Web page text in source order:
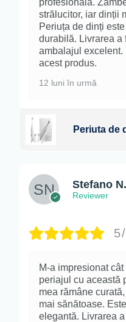
profesională.
strălucitor, iar dinții
Periuța de dinți
durabilă. Livrarea a
ambalajul excelent.
acest produs.
12 luni în urmă
Periuta de
Stefano N.
Reviewer
M-a impresionat
periajul cu această
mea rămâne
mai sănătoase.
elegantă. Livrarea